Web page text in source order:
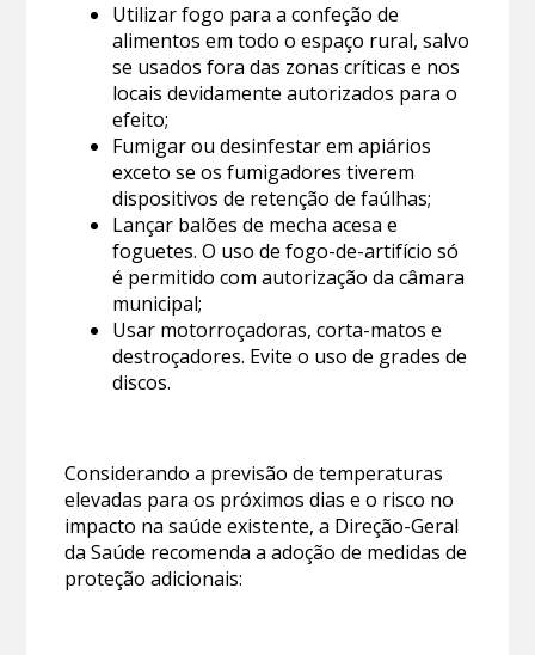
Utilizar fogo para a confeção de
alimentos em todo o espaço rural, salvo
se usados fora das zonas críticas e nos
locais devidamente autorizados para o
efeito;
Fumigar ou desinfestar em apiários
exceto se os fumigadores tiverem
dispositivos de retenção de faúlhas;
Lançar balões de mecha acesa e
foguetes. O uso de fogo-de-artifício só
é permitido com autorização da câmara
municipal;
Usar motorroçadoras, corta-matos e
destroçadores. Evite o uso de grades de
discos.
Considerando a previsão de temperaturas
elevadas para os próximos dias e o risco no
impacto na saúde existente, a Direção-Geral
da Saúde recomenda a adoção de medidas de
proteção adicionais: